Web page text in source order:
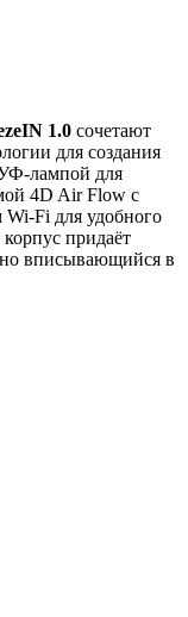
1.0 сочетают
для создания
лампой для
4D Air Flow с
Fi для удобного
придаёт
вписывающийся в